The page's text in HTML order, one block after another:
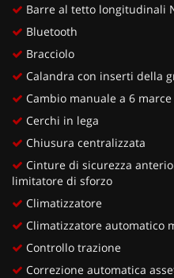
Barre al tetto longitudinali
Bluetooth
Bracciolo
Calandra con inserti della
Cambio manuale a 6 marce
Cerchi in lega
Chiusura centralizzata
Cinture di sicurezza
limitatore di sforzo
Climatizzatore
Climatizzatore automatico
Controllo trazione
Correzione automatica